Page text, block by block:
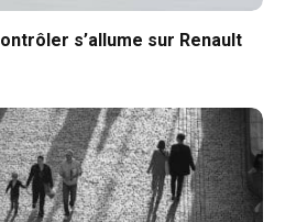
s’allume sur Renault